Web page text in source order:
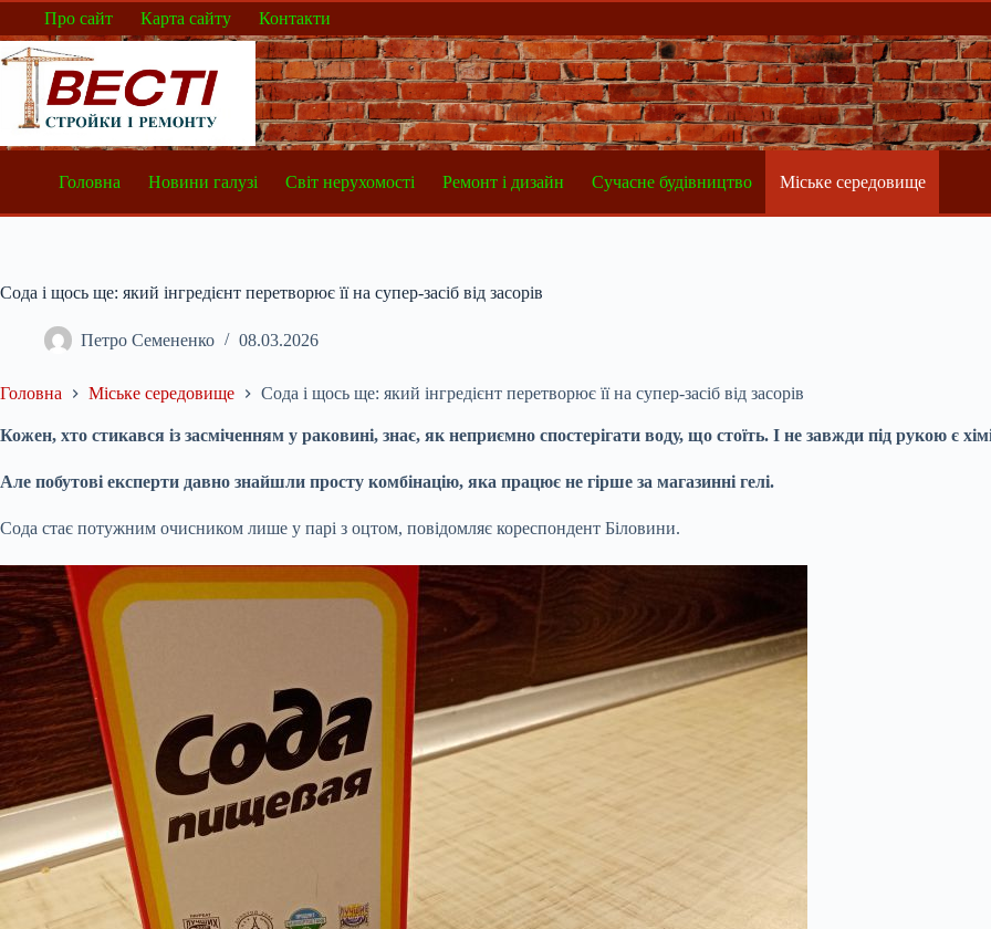
Перейти
вмісту
Про сайт Карта сайту Контакти
Головна Новини галузі Світ нерухомості Ремонт і дизайн Сучасне будівництво Міське середовище
Сода і щось ще: який інгредієнт перетворює її на супер-засіб від засорів
Петро Семененко 08.03.2026
Головна Міське середовище Сода і щось ще: який інгредієнт перетворює її на супер-засіб від засорів
Кожен, хто стикався із засміченням у раковині, знає, як неприємно спостерігати воду, що стоїть. І не завжди під рукою є
Але побутові експерти давно знайшли просту комбінацію, яка працює не гірше за магазинні гелі.
Сода стає потужним очисником лише у парі з оцтом, повідомляє кореспондент Біловини.